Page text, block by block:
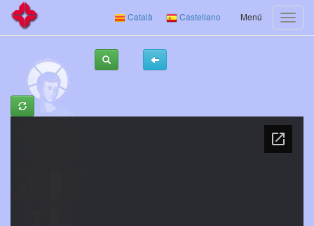
Català Castellano Menú